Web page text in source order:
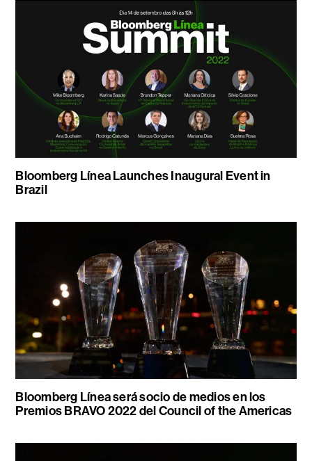
Bloomberg Línea Launches Inaugural Event in
Brazil
Bloomberg Línea será socio de medios en los
Premios BRAVO 2022 del Council of the Americas